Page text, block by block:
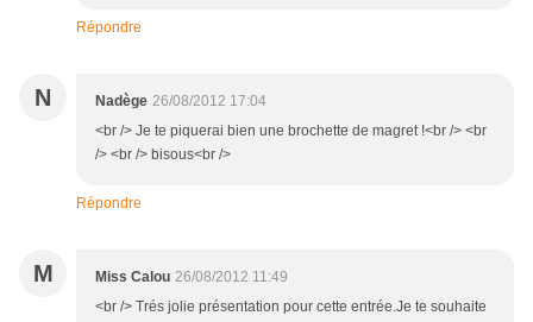
Répondre
N Nadège 26/08/2012 17:04
<br /> Je te piquerai bien une brochette de magret !<br /> <br
/> <br /> bisous<br />
Répondre
M Miss Calou 26/08/2012 11:49
<br /> Trés jolie présentation pour cette entrée.Je te souhaite